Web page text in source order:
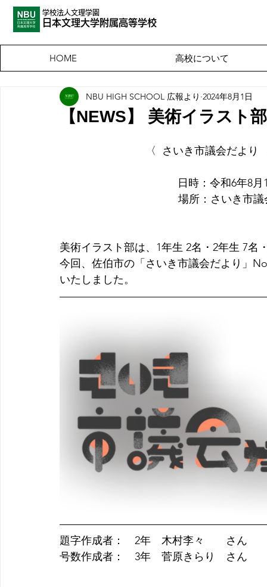
学校法人文理学園
​日本文理大学附属高等学校
HOME 高校について
【NEWS】 美術イラス
NBU HIGH SCHOOL 広報より 2024年8月1日
〈  さいき市議会だより
日時：令和
場所：さいき市
美術イラスト部は、1年生 2名・2年生 7名
今回、佐伯市の「さいき市議会だより」
いたしました。
題字作成者：　2年　木村李々　　さん　　
号数作成者：　3年　菅原きらり　さん　